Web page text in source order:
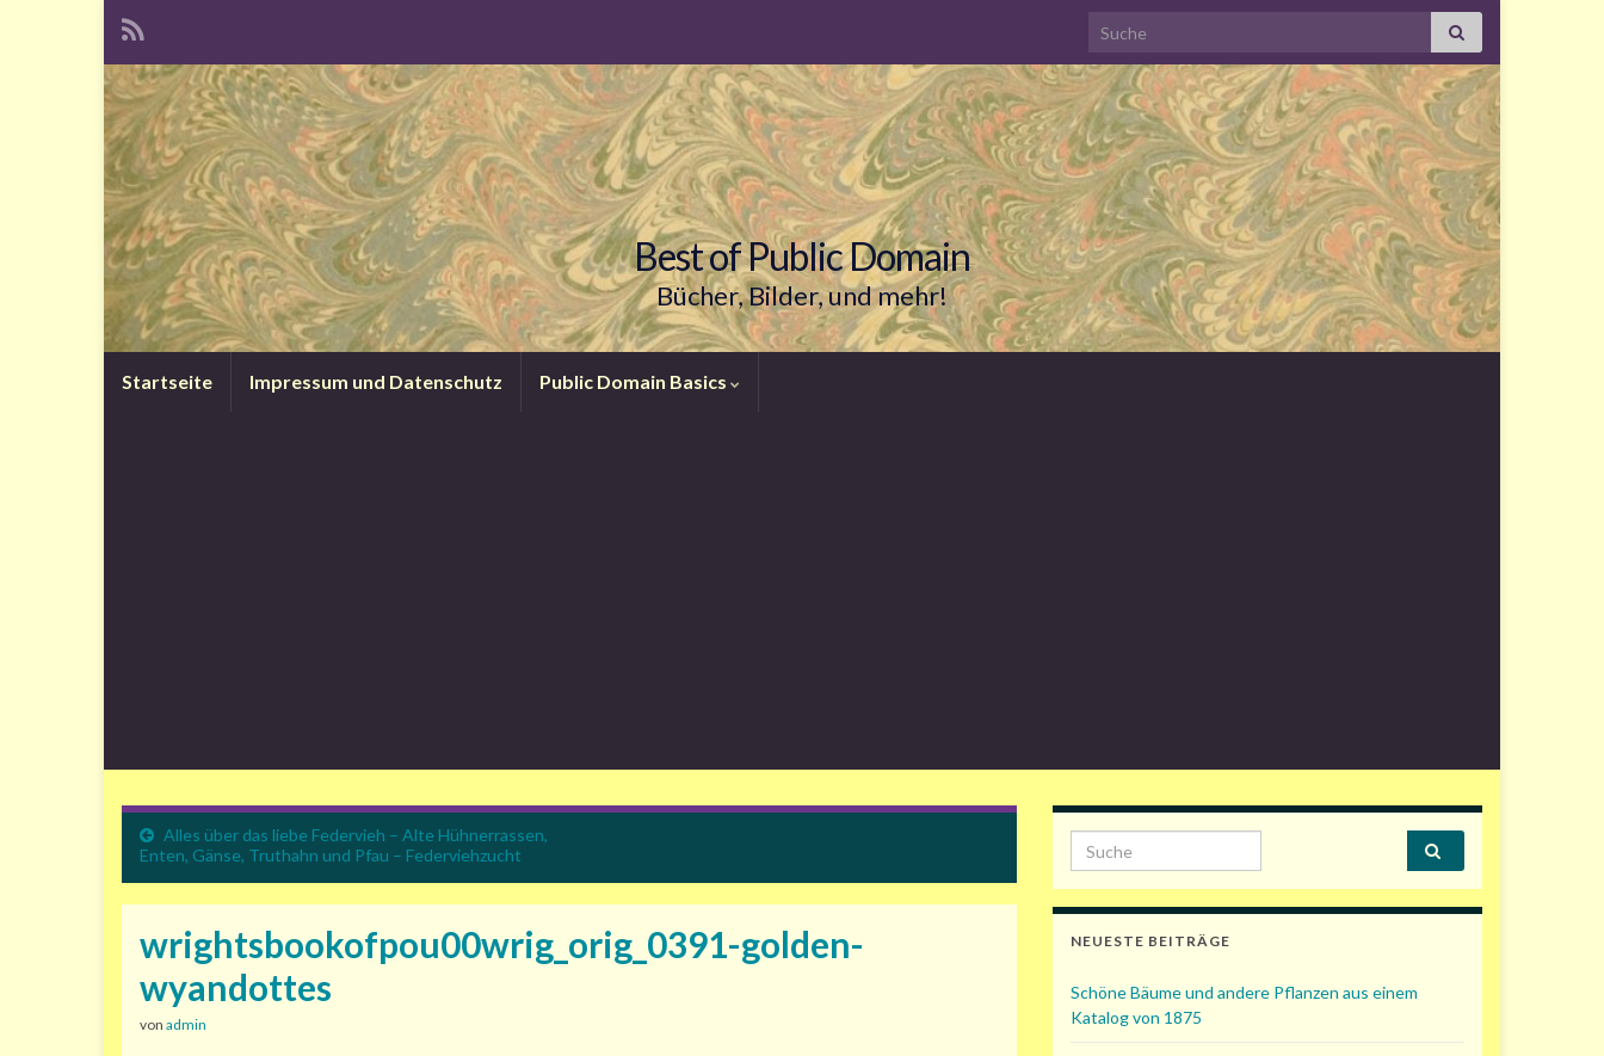
Search for:
Best of Public Domain
Bücher, Bilder, und mehr!
Startseite Impressum und Datenschutz Public Domain Basics
Alles über das liebe Federvieh – Alte Hühnerrassen,
Enten, Gänse, Truthahn und Pfau – Federviehzucht
wrightsbookofpou00wrig_orig_0391-golden-
wyandottes
von admin
Search for:
NEUESTE BEITRÄGE
Schöne Bäume und andere Pflanzen aus einem
Katalog von 1875